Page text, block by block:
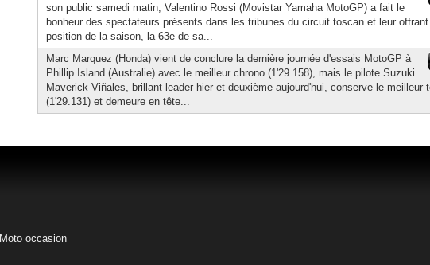
son public samedi matin, Valentino Rossi (Movistar Yamaha MotoGP) a fait le
bonheur des spectateurs présents dans les tribunes du circuit toscan et leur
position de la saison, la 63e de sa...
Marc Marquez (Honda) vient de conclure la dernière journée d'essais MotoGP à
Phillip Island (Australie) avec le meilleur chrono (1'29.158), mais le pilote Suzuki
Maverick Viñales, brillant leader hier et deuxième aujourd'hui, conserve le meilleur
(1'29.131) et demeure en tête...
Moto occasion